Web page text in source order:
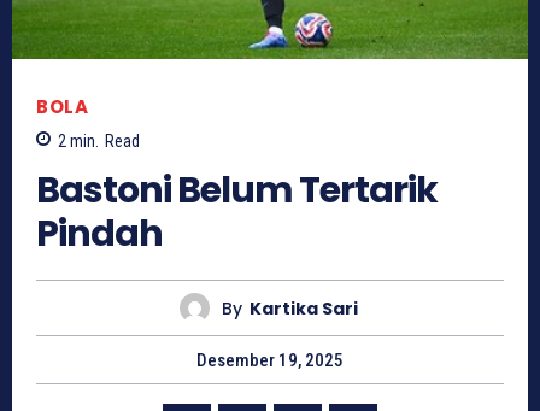
BOLA
2min. Read
Bastoni Belum Tertarik
Pindah
By Kartika Sari
Desember 19, 2025